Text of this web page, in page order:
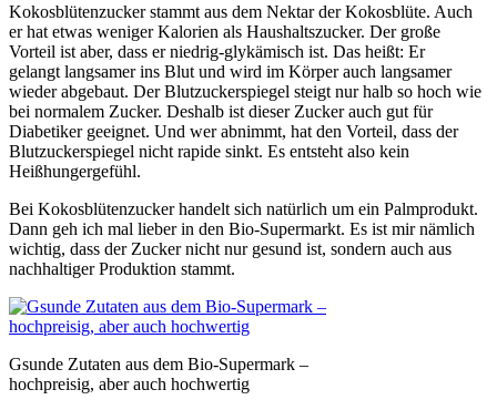
Kokosblütenzucker stammt aus dem Nektar der Kokosblüte. Auch
er hat etwas weniger Kalorien als Haushaltszucker. Der große
Vorteil ist aber, dass er niedrig-glykämisch ist. Das heißt: Er
gelangt langsamer ins Blut und wird im Körper auch langsamer
wieder abgebaut. Der Blutzuckerspiegel steigt nur halb so hoch wie
bei normalem Zucker. Deshalb ist dieser Zucker auch gut für
Diabetiker geeignet. Und wer abnimmt, hat den Vorteil, dass der
Blutzuckerspiegel nicht rapide sinkt. Es entsteht also kein
Heißhungergefühl.
Bei Kokosblütenzucker handelt sich natürlich um ein Palmprodukt.
Dann geh ich mal lieber in den Bio-Supermarkt. Es ist mir nämlich
wichtig, dass der Zucker nicht nur gesund ist, sondern auch aus
nachhaltiger Produktion stammt.
Gsunde Zutaten aus dem Bio-Supermark –
hochpreisig, aber auch hochwertig